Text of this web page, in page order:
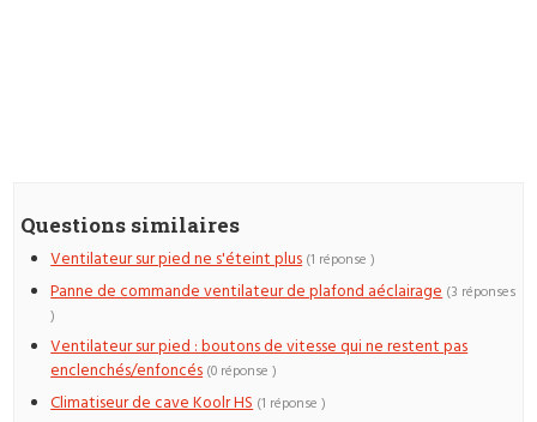
Questions similaires
Ventilateur sur pied ne s'éteint plus (1 réponse )
Panne de commande ventilateur de plafond aéclairage (3 réponses
)
Ventilateur sur pied : boutons de vitesse qui ne restent pas
enclenchés/enfoncés (0 réponse )
Climatiseur de cave Koolr HS (1 réponse )